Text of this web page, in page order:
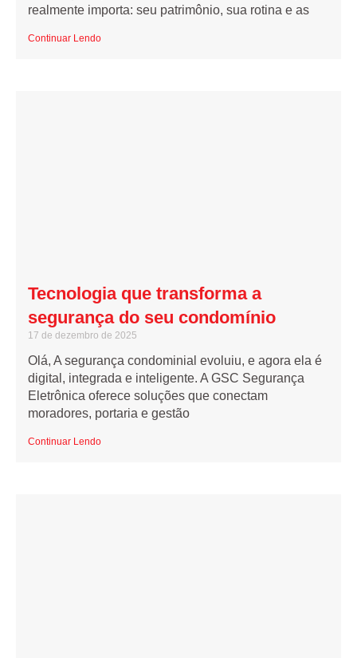
realmente importa: seu patrimônio, sua rotina e as
Continuar Lendo
Tecnologia que transforma a
segurança do seu condomínio
17 de dezembro de 2025
Olá, A segurança condominial evoluiu, e agora ela é
digital, integrada e inteligente. A GSC Segurança
Eletrônica oferece soluções que conectam
moradores, portaria e gestão
Continuar Lendo